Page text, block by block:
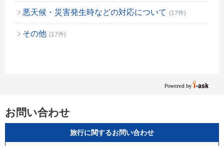
悪天候・災害発生時などの対応について (17件)
その他 (17件)
お問い合わせ
旅行に関するお問い合わせ